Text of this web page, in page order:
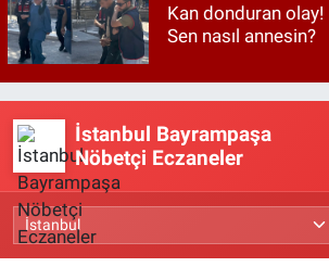
Kan donduran olay!
Sen nasıl annesin?
İstanbul Bayrampaşa
Nöbetçi Eczaneler